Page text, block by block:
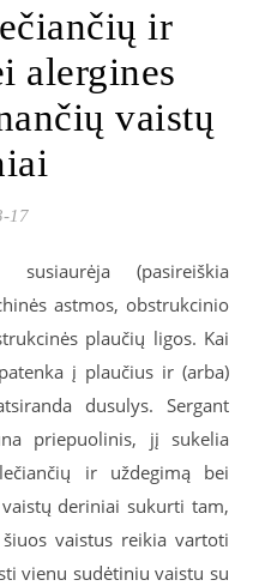
ir
alergines
vaistų
17
susiaurėja (pasireiškia
astmos, obstrukcinio
plaučių ligos. Kai
į plaučius ir (arba)
dusulys. Sergant
priepuolinis, jį sukelia
ir uždegimą bei
deriniai sukurti tam,
vaistus reikia vartoti
vienu sudėtiniu vaistu su